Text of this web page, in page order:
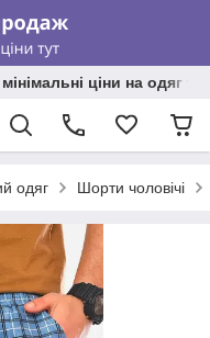
ціни на одяг
одяг Шорти чоловічі